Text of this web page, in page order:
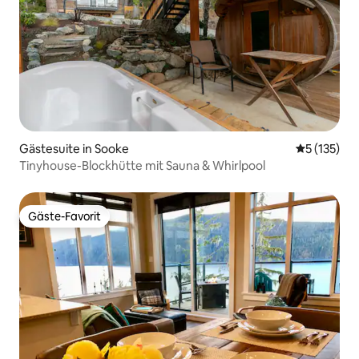
Gästesuite in Sooke
5 (135)
Tinyhouse-Blockhütte mit Sauna & Whirlpool
Gäste-Favorit
Gäste-Favorit